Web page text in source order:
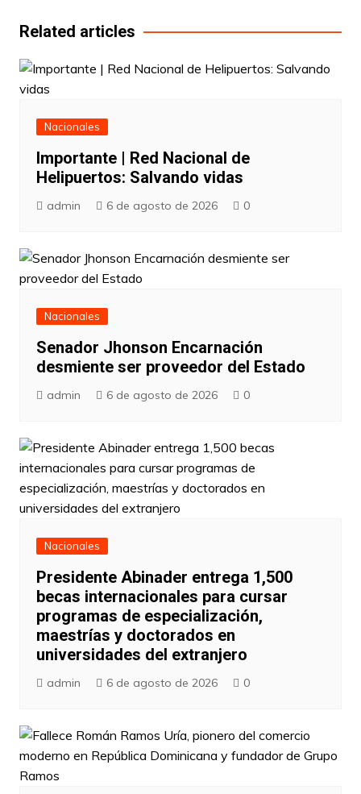
entradas
Related articles
Nacionales
Importante | Red Nacional de
Helipuertos: Salvando vidas
admin 6 de agosto de 2026 0
Nacionales
Senador Jhonson Encarnación
desmiente ser proveedor del Estado
admin 6 de agosto de 2026 0
Nacionales
Presidente Abinader entrega 1,500
becas internacionales para cursar
programas de especialización,
maestrías y doctorados en
universidades del extranjero
admin 6 de agosto de 2026 0